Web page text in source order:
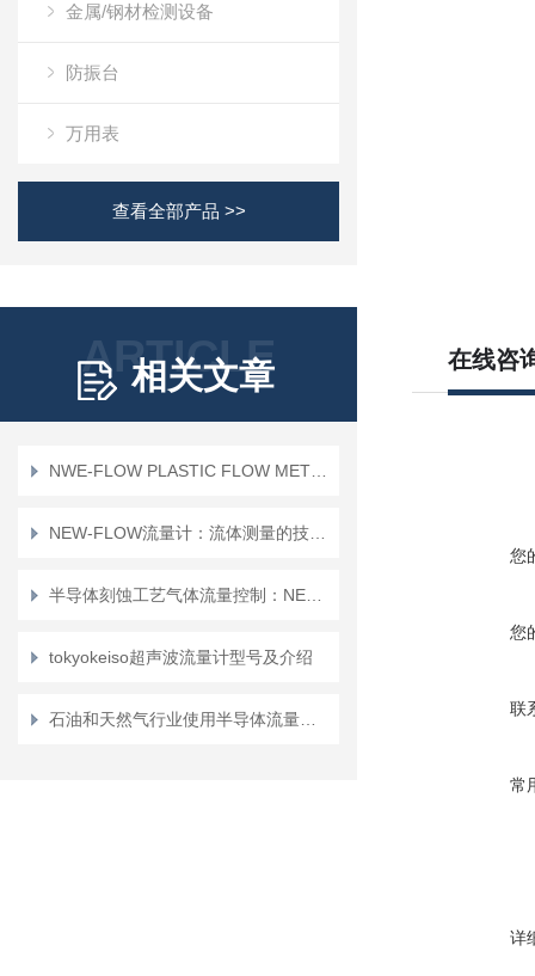
金属/钢材检测设备
防振台
万用表
查看全部产品 >>
ARTICLE
相关文章
tokyokeiso超声波流量计型号及介绍
在线咨
您
您
联
常
详